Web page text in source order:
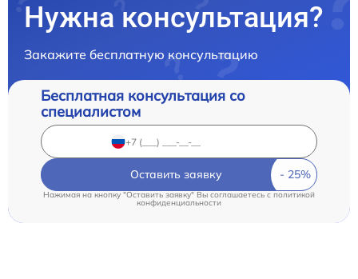
Нужна консультация?
Закажите бесплатную консультацию
Бесплатная консультация со
специалистом
Оставить заявку
Нажимая на кнопку "Оставить заявку" Вы соглашаетесь c политикой
конфиденциальности